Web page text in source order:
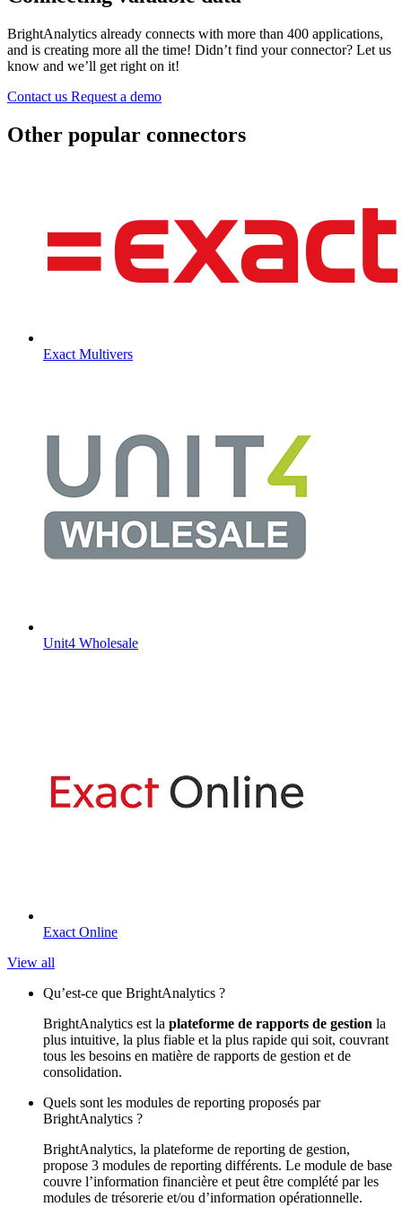
BrightAnalytics already connects with more than 400 applications,
and is creating more all the time! Didn’t find your connector? Let us
know and we’ll get right on it!
Contact us Request a demo
Other popular connectors
Exact Multivers
Unit4 Wholesale
Exact Online
View all
Qu’est-ce que BrightAnalytics ?
BrightAnalytics est la plateforme de rapports de gestion la
plus intuitive, la plus fiable et la plus rapide qui soit, couvrant
tous les besoins en matière de rapports de gestion et de
consolidation.
Quels sont les modules de reporting proposés par
BrightAnalytics ?
BrightAnalytics, la plateforme de reporting de gestion,
propose 3 modules de reporting différents. Le module de base
couvre l’information financière et peut être complété par les
modules de trésorerie et/ou d’information opérationnelle.